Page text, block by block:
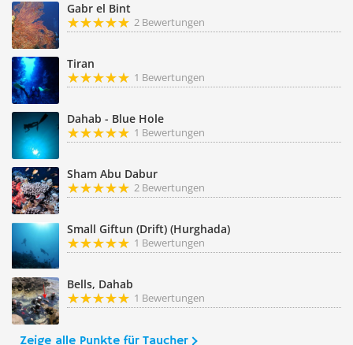
Gabr el Bint
2 Bewertungen
Tiran
1 Bewertungen
Dahab - Blue Hole
1 Bewertungen
Sham Abu Dabur
2 Bewertungen
Small Giftun (Drift) (Hurghada)
1 Bewertungen
Bells, Dahab
1 Bewertungen
Zeige alle Punkte für Taucher